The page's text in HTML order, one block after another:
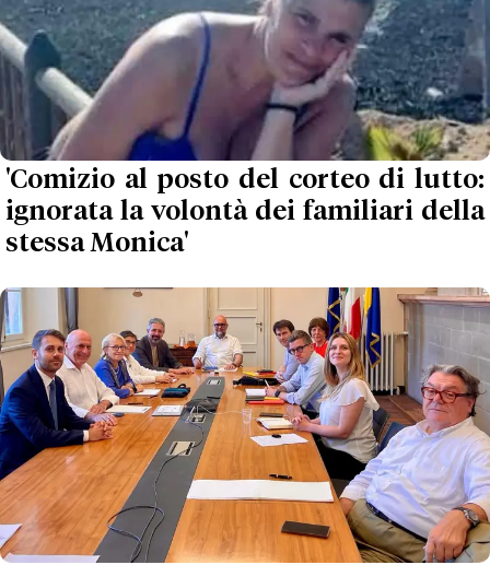
'Comizio al posto del corteo di lutto:
ignorata la volontà dei familiari della
stessa Monica'